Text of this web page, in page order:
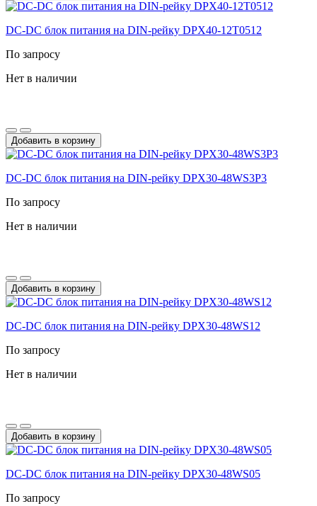
DC-DС блок питания на DIN-рейку DPX40-12T0512
По запросу
Нет в наличии
Добавить в корзину
DC-DС блок питания на DIN-рейку DPX30-48WS3P3
По запросу
Нет в наличии
Добавить в корзину
DC-DС блок питания на DIN-рейку DPX30-48WS12
По запросу
Нет в наличии
Добавить в корзину
DC-DС блок питания на DIN-рейку DPX30-48WS05
По запросу